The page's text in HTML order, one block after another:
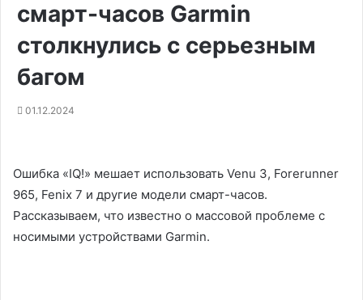
смарт-часов Garmin
столкнулись с серьезным
багом
01.12.2024
Ошибка «IQ!» мешает использовать Venu 3, Forerunner
965, Fenix 7 и другие модели смарт-часов.
Рассказываем, что известно о массовой проблеме с
носимыми устройствами Garmin.